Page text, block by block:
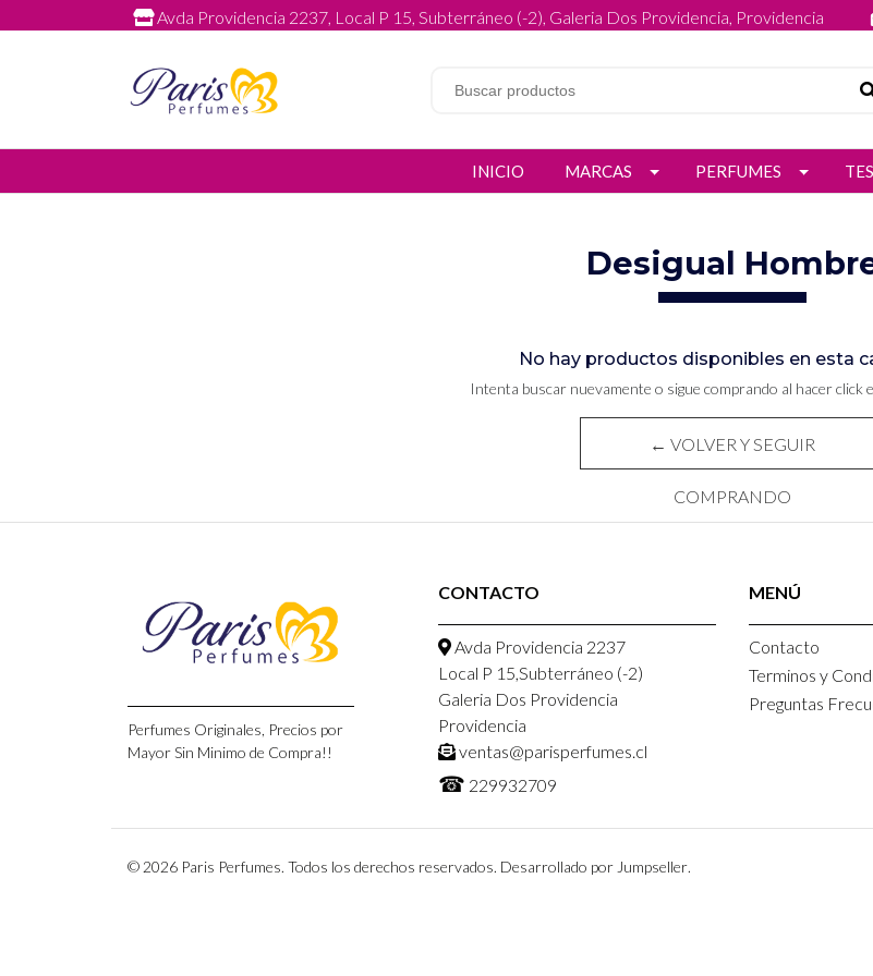
Avda Providencia 2237, Local P 15, Subterráneo (-2), Galeria Dos Providencia, Providencia
INICIO MARCAS PERFUMES
Desigual
No hay productos disponibles en esta
Intenta buscar nuevamente o sigue comprando al hacer click
← VOLVER Y SEGUIR
COMPRANDO
Perfumes Originales, Precios por
Mayor Sin Minimo de Compra!!
CONTACTO
Avda Providencia 2237
Local P 15,Subterráneo (-2)
Galeria Dos Providencia
Providencia
ventas@parisperfumes.cl
☎ 229932709
MENÚ
Contacto
Terminos y
Preguntas
© 2026 Paris Perfumes. Todos los derechos reservados. Desarrollado por Jumpseller.